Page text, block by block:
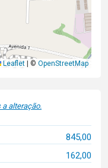
Leaflet © OpenStreetMap
a alteração.
845,00
162,00